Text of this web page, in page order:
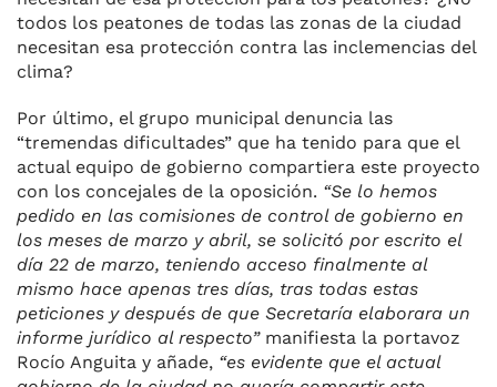
todos los peatones de todas las zonas de la ciudad
necesitan esa protección contra las inclemencias del
clima?
Por último, el grupo municipal denuncia las
“tremendas dificultades” que ha tenido para que el
actual equipo de gobierno compartiera este proyecto
con los concejales de la oposición. “Se lo hemos
pedido en las comisiones de control de gobierno en
los meses de marzo y abril, se solicitó por escrito el
día 22 de marzo, teniendo acceso finalmente al
mismo hace apenas tres días, tras todas estas
peticiones y después de que Secretaría elaborara un
informe jurídico al respecto” manifiesta la portavoz
Rocío Anguita y añade, “es evidente que el actual